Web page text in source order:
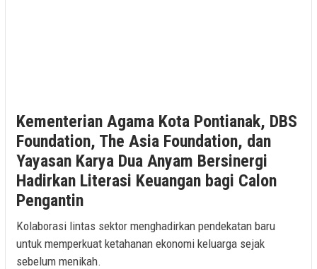
Kementerian Agama Kota Pontianak, DBS
Foundation, The Asia Foundation, dan
Yayasan Karya Dua Anyam Bersinergi
Hadirkan Literasi Keuangan bagi Calon
Pengantin
Kolaborasi lintas sektor menghadirkan pendekatan baru
untuk memperkuat ketahanan ekonomi keluarga sejak
sebelum menikah.